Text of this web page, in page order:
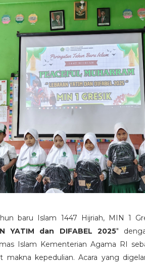
baru Islam 1447 Hijriah, MIN 1
YATIM dan DIFABEL 2025"
Islam Kementerian Agama RI
makna kepedulian. Acara yang